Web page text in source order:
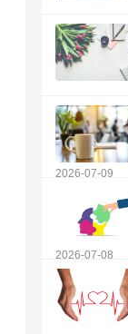
2026-07-09
2026-07-08